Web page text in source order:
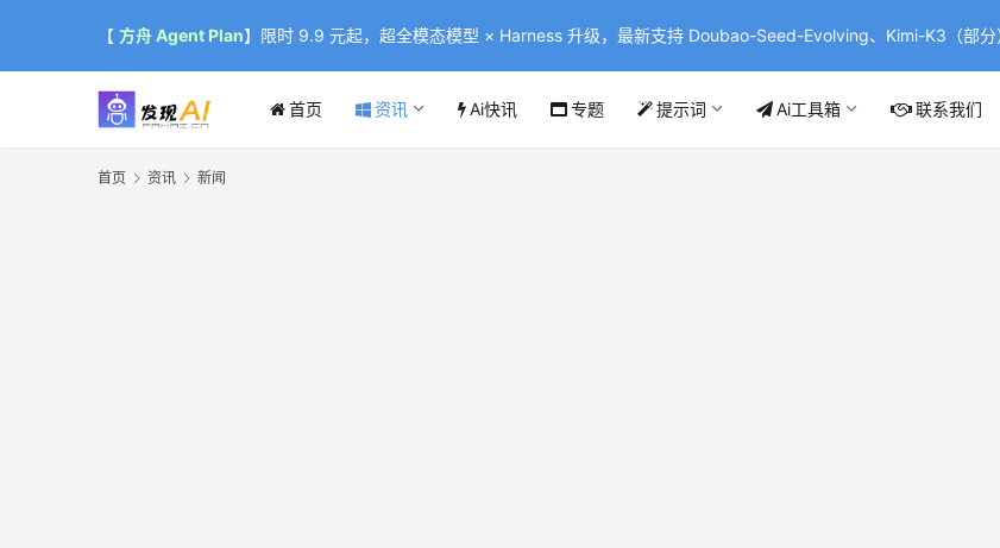
【 方舟 Agent Plan】限时 9.9 元起，超全模态模型 × Harness 升级，最新支持 Doubao-Seed-Evolving、Kimi-K3（部
首页 资讯 Ai快讯 专题 提示词 Ai工具箱 联系我们
首页 资讯 新闻